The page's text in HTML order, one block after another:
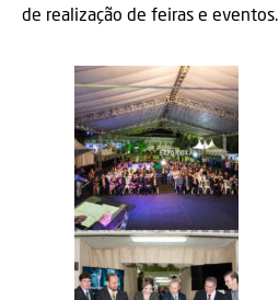
de realização de feiras e eventos.